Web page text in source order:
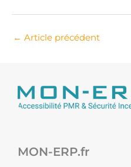
← Article précédent
MON-ERP.fr